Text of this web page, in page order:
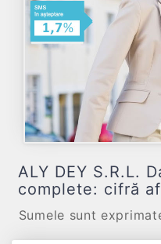
ALY DEY S.R.L.
complete: cifră
Sumele sunt